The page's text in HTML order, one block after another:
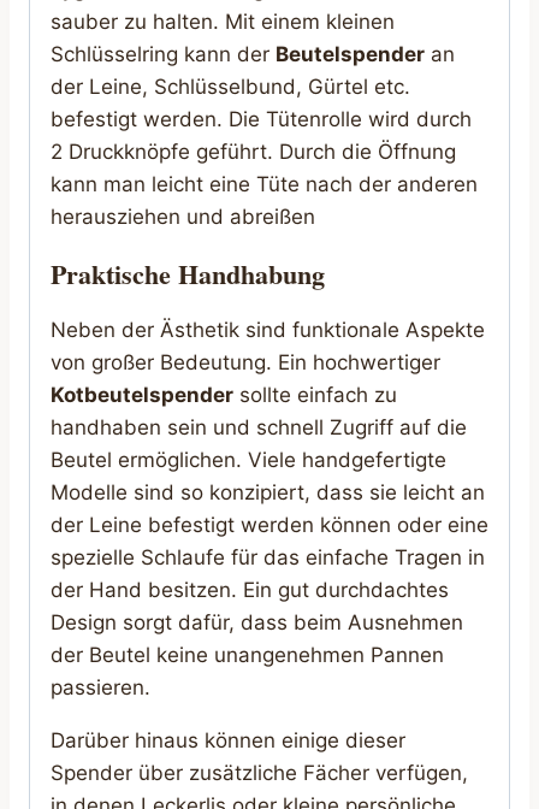
sauber zu halten. Mit einem kleinen
Schlüsselring kann der Beutelspender an
der Leine, Schlüsselbund, Gürtel etc.
befestigt werden. Die Tütenrolle wird durch
2 Druckknöpfe geführt. Durch die Öffnung
kann man leicht eine Tüte nach der anderen
herausziehen und abreißen
Praktische Handhabung
Neben der Ästhetik sind funktionale Aspekte
von großer Bedeutung. Ein hochwertiger
Kotbeutelspender sollte einfach zu
handhaben sein und schnell Zugriff auf die
Beutel ermöglichen. Viele handgefertigte
Modelle sind so konzipiert, dass sie leicht an
der Leine befestigt werden können oder eine
spezielle Schlaufe für das einfache Tragen in
der Hand besitzen. Ein gut durchdachtes
Design sorgt dafür, dass beim Ausnehmen
der Beutel keine unangenehmen Pannen
passieren.
Darüber hinaus können einige dieser
Spender über zusätzliche Fächer verfügen,